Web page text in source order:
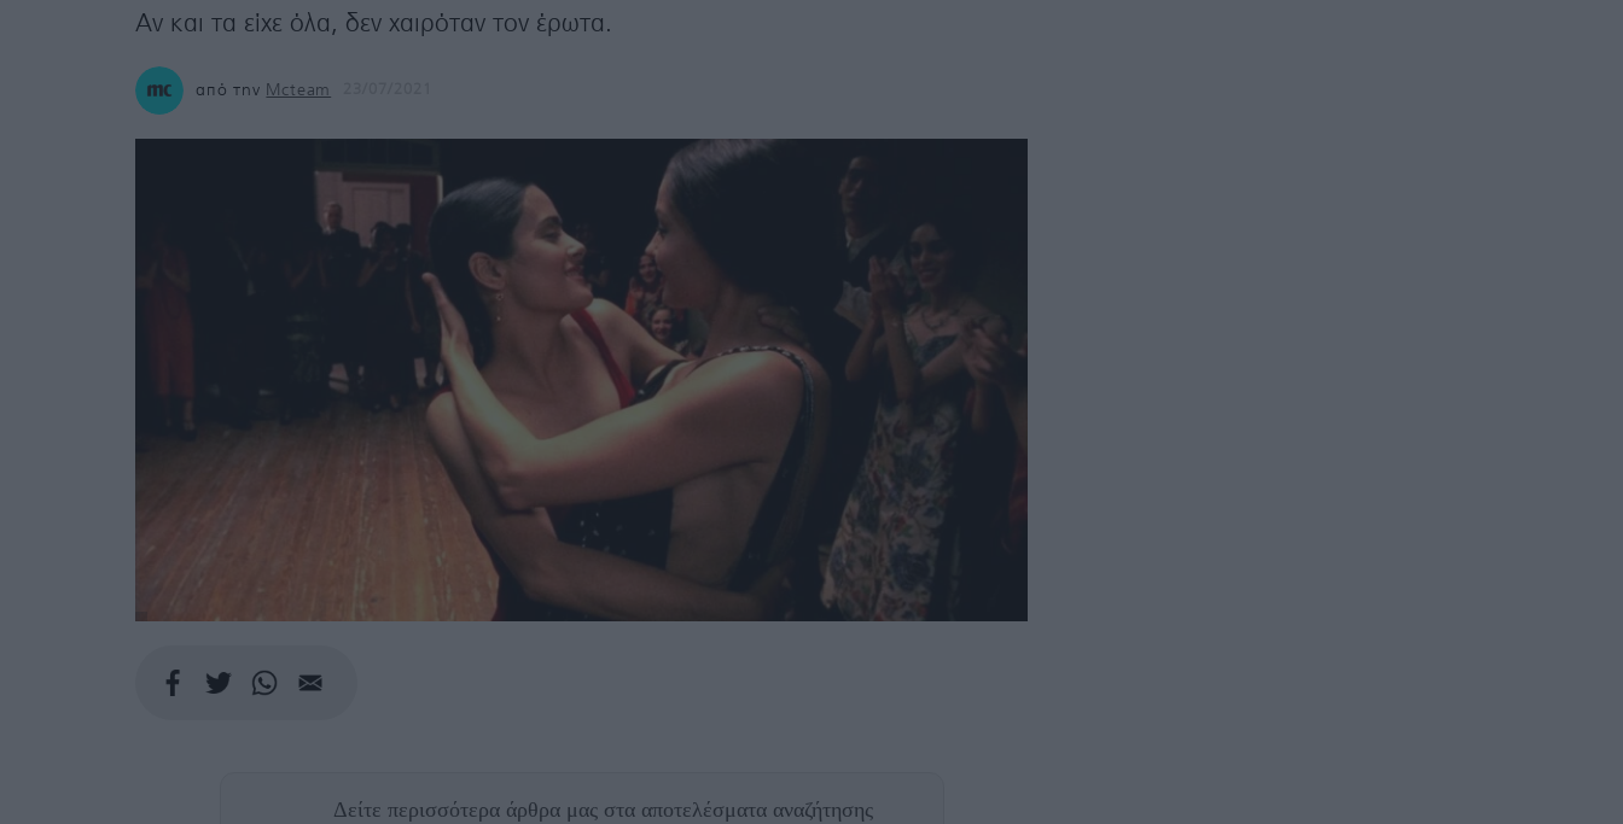
Αν και τα είχε όλα, δεν χαιρόταν τον έρωτα.
από την Mcteam
Δείτε περισσότερα άρθρα μας στα αποτελέσματα αναζήτησης